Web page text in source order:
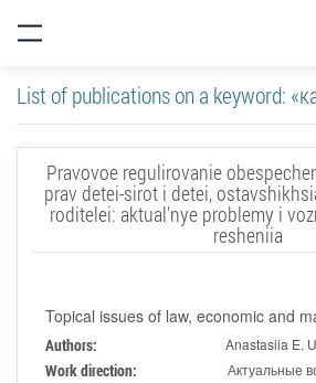
List of publications on a keyword:
Pravovoe regulirovanie
prav detei-sirot i detei,
roditelei: aktual'nye problemy i
resheniia
Topical issues of law, economic and
Authors: Anastasiia E.
Work direction: Актуальные